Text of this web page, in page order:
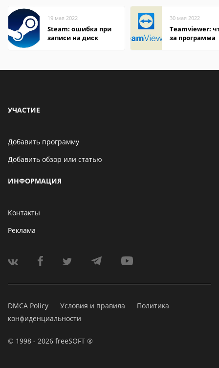
19 мая 2022
Steam: ошибка при
записи на диск
30 мая 2022
Teamviewer:
за программа
УЧАСТИЕ
Добавить программу
Добавить обзор или статью
ИНФОРМАЦИЯ
Контакты
Реклама
DMCA Policy Условия и правила
Политика
конфиденциальности
© 1998 - 2026 freeSOFT ®